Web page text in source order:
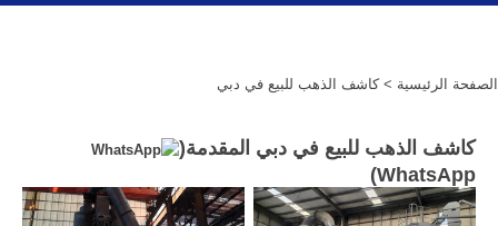
الصفحة الرئيسية > كاشف الذهب للبيع في دبي
كاشف الذهب للبيع في دبي المقدمة(
WhatsApp
)